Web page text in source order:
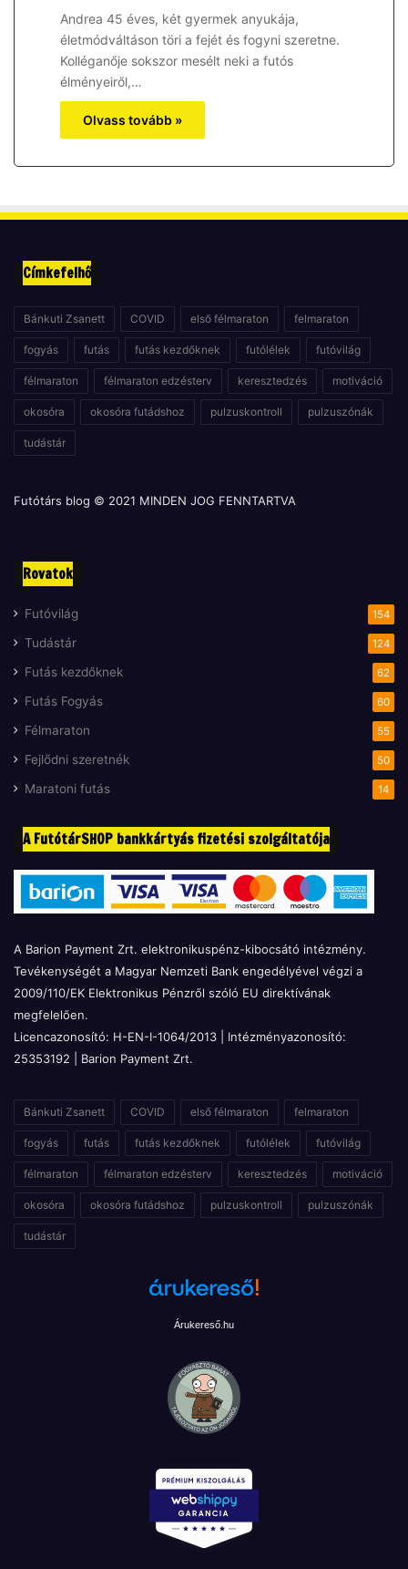
Andrea 45 éves, két gyermek anyukája,
életmódváltáson töri a fejét és fogyni szeretne.
Kolléganője sokszor mesélt neki a futós
élményeiről,…
Olvass tovább »
Címkefelhő
Bánkuti Zsanett COVID első félmaraton felmaraton
fogyás futás futás kezdőknek futólélek futóvilág
félmaraton félmaraton edzésterv keresztedzés motiváció
okosóra okosóra futádshoz pulzuskontroll pulzuszónák
tudástár
Futótárs blog © 2021 MINDEN JOG FENNTARTVA
Rovatok
Futóvilág 154
Tudástár 124
Futás kezdőknek 62
Futás Fogyás 60
Félmaraton 55
Fejlődni szeretnék 50
Maratoni futás 14
A FutótárSHOP bankkártyás fizetési szolgáltatója
A Barion Payment Zrt. elektronikuspénz-kibocsátó intézmény.
Tevékenységét a Magyar Nemzeti Bank engedélyével végzi a
2009/110/EK Elektronikus Pénzről szóló EU direktívának
megfelelően.
Licencazonosító: H-EN-I-1064/2013 | Intézményazonosító:
25353192 | Barion Payment Zrt.
Bánkuti Zsanett COVID első félmaraton felmaraton
fogyás futás futás kezdőknek futólélek futóvilág
félmaraton félmaraton edzésterv keresztedzés motiváció
okosóra okosóra futádshoz pulzuskontroll pulzuszónák
tudástár
Árukereső.hu